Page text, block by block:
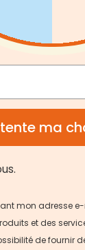
ma
mon adresse
et des
de fournir